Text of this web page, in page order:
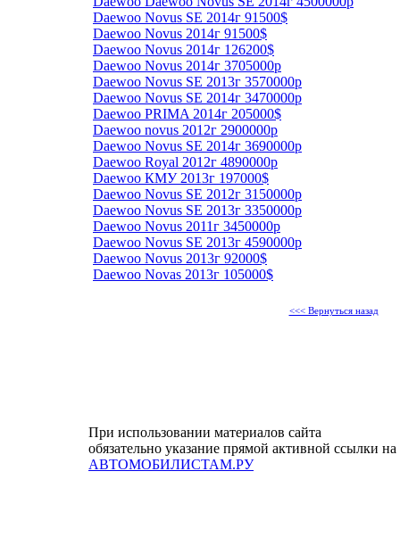
Daewoo Novus SE 2014г 91500$
Daewoo Novus 2014г 91500$
Daewoo Novus 2014г 126200$
Daewoo Novus 2014г 3705000р
Daewoo Novus SE 2013г 3570000р
Daewoo Novus SE 2014г 3470000р
Daewoo PRIMA 2014г 205000$
Daewoo novus 2012г 2900000р
Daewoo Novus SE 2014г 3690000р
Daewoo Royal 2012г 4890000р
Daewoo КМУ 2013г 197000$
Daewoo Novus SE 2012г 3150000р
Daewoo Novus SE 2013г 3350000р
Daewoo Novus 2011г 3450000р
Daewoo Novus SE 2013г 4590000р
Daewoo Novus 2013г 92000$
Daewoo Novas 2013г 105000$
<<< Вернуться назад
При использовании материалов сайта
обязательно указание прямой активной ссылки на
АВТОМОБИЛИСТАМ.РУ